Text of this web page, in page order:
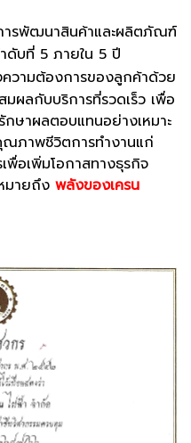
ารพัฒนาสินค้าและผลิตภัณฑ์
ดับที่ 5 ภายใน 5 ปี
วามต้องการของลูกค้าด้วย
ผลกับบริการที่รวดเร็ว เพื่อ
กษาผลตอบแทนอย่างเหมาะ
ณภาพชีวิตการทำงานแก่
อเพิ่มโอกาสทางธุรกิจ
มายถึง พลังของเครน